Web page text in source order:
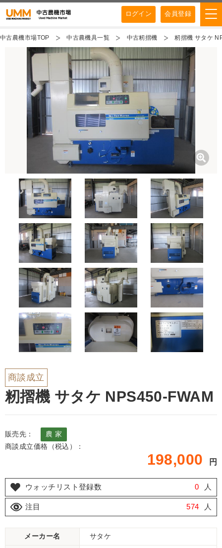
ログイン 会員登録
中古農機市場TOP 中古農機具一覧 中古籾摺機 籾摺機 サタケ
商談成立
籾摺機 サタケ NPS450-FWAM
販売先：
農 家
商談成立価格（税込）：
198,000 円
ウォッチリスト登録数 0 人
注目 574 人
メーカー名 サタケ